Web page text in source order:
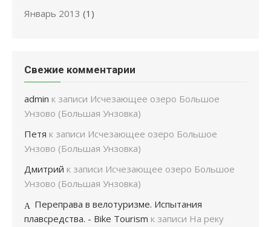
Январь 2013 (1)
Свежие комментарии
admin к записи Исчезающее озеро Большое
Унзово (Большая Унзовка)
Петя к записи Исчезающее озеро Большое
Унзово (Большая Унзовка)
Дмитрий к записи Исчезающее озеро Большое
Унзово (Большая Унзовка)
Переправа в велотуризме. Испытания
плавсредства. - Bike Tourism к записи На реку